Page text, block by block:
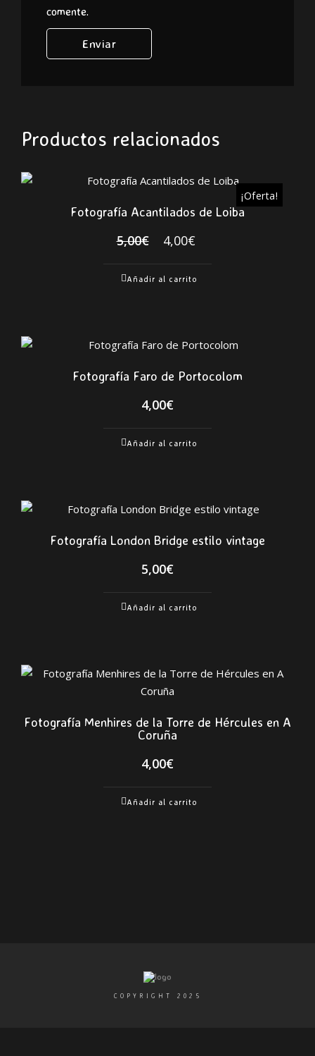
comente.
Productos relacionados
¡Oferta!
Fotografía Acantilados de Loiba
5,00€
El
era:
4,00€
Añadir al carrito
Fotografía Faro de Portocolom
4,00€
Añadir al carrito
Fotografía London Bridge estilo vintage
5,00€
Añadir al carrito
Fotografía Menhires de la Torre de Hércules en A
Coruña
4,00€
Añadir al carrito
COPYRIGHT 2025